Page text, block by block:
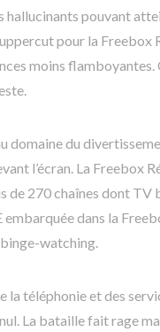
hallucinants pouvant
pour la Freebox
moins flamboyantes.
domaine du
l’écran. La Freebox
de 270 chaînes dont TV
embarquée dans la
watching.
la téléphonie et des
La bataille fait rage